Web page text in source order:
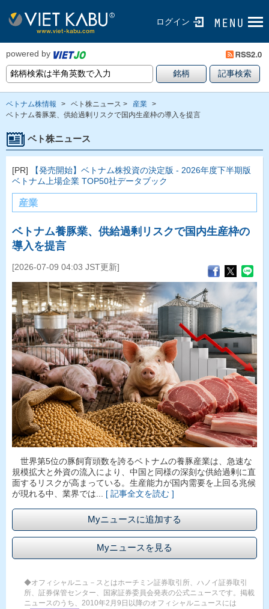
ログイン
powered by
ベトナム株情報 > ベト株ニュース > 産業 >
ベトナム養豚業、供給過剰リスクで国内生産枠の導入を提言
ベト株ニュース
[PR]
【発売開始】ベトナム株投資の決定版 - 2026年度下半期版
ベトナム上場企業 TOP50社データブック
産業
ベトナム養豚業、供給過剰リスクで国内生産枠の
導入を提言
[2026-07-09 04:03 JST更新]
世界第5位の豚飼育頭数を誇るベトナムの養豚産業は、急速な
規模拡大と外資の流入により、中国と同様の深刻な供給過剰に直
面するリスクが高まっている。生産能力が国内需要を上回る兆候
が現れる中、業界では... [ 記事全文を読む ]
Myニュースに追加する
Myニュースを見る
◆オフィシャルニュ－スとはホーチミン証券取引所、ハノイ証券取引
所、証券保管センター、国家証券委員会発表の公式ニュースです。掲載
ニュースのうち、2010年2月9日以降のオフィシャルニュースには